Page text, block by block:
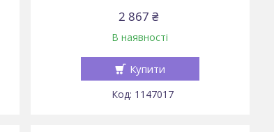
2 867 ₴
В наявності
Купити
1147017